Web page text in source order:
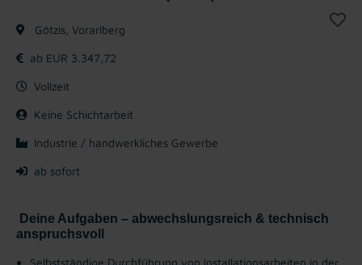
Götzis, Vorarlberg
ab EUR 3.347,72
Vollzeit
Keine Schichtarbeit
Industrie / handwerkliches Gewerbe
ab sofort
Deine Aufgaben – abwechslungsreich & technisch
anspruchsvoll
Selbstständige Durchführung von Installationsarbeiten in der